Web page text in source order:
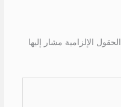
الحقول الإلزامية مشار إليها